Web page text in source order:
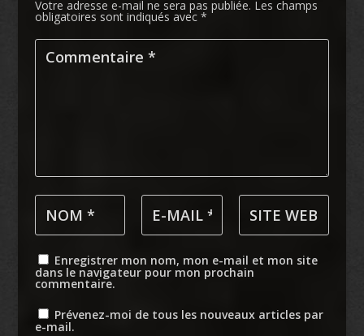
Votre adresse e-mail ne sera pas publiée. Les champs
obligatoires sont indiqués avec *
Enregistrer mon nom, mon e-mail et mon site
dans le navigateur pour mon prochain
commentaire.
Prévenez-moi de tous les nouveaux articles par
e-mail.